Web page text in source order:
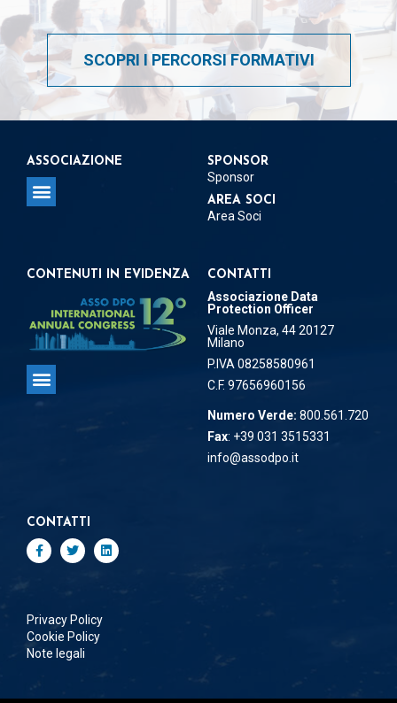
SCOPRI I PERCORSI FORMATIVI
ASSOCIAZIONE SPONSOR
Sponsor
AREA SOCI
Area Soci
CONTENUTI IN EVIDENZA CONTATTI
Associazione Data
Protection Officer
Viale Monza, 44 20127
Milano
P.IVA 08258580961
C.F. 97656960156
Numero Verde: 800.561.720
Fax: +39 031 3515331
info@assodpo.it
CONTATTI
Privacy Policy
Cookie Policy
Note legali